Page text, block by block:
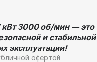
кВт 3000 об/мин —
и
эксплуатации!
офертой